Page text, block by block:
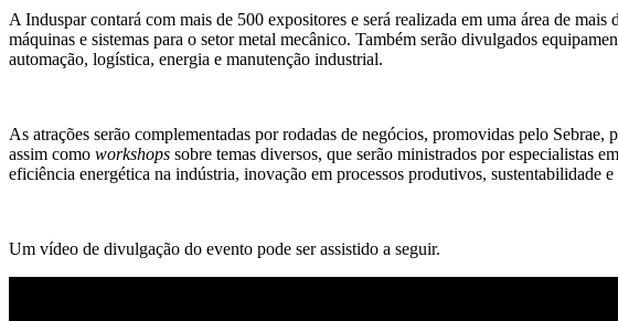
A Induspar contará com mais de 500 expositores e será realizada em uma área de
máquinas e sistemas para o setor metal mecânico. Também serão divulgados
automação, logística, energia e manutenção industrial.
As atrações serão complementadas por rodadas de negócios, promovidas pelo Sebrae,
assim como workshops sobre temas diversos, que serão ministrados por especialistas em
eficiência energética na indústria, inovação em processos produtivos, sustentabilidade
Um vídeo de divulgação do evento pode ser assistido a seguir.